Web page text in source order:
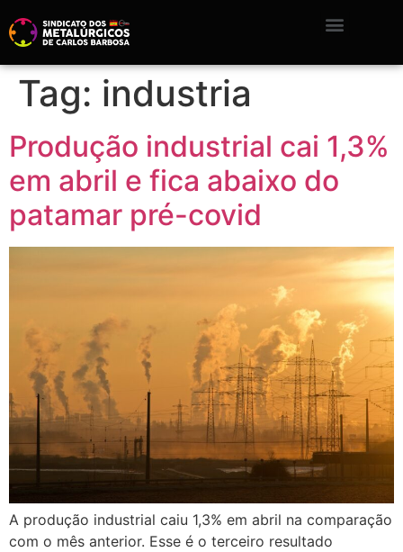
Tag: industria
Produção industrial cai 1,3%
em abril e fica abaixo do
patamar pré-covid
A produção industrial caiu 1,3% em abril na comparação
com o mês anterior. Esse é o terceiro resultado